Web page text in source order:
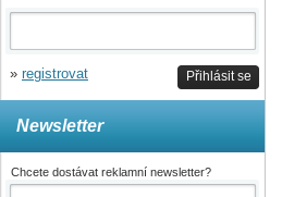
Přihlásit se
» registrovat
Newsletter
Chcete dostávat reklamní newsletter?